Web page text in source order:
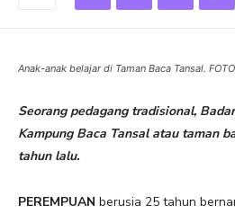
Anak-anak belajar di Taman Baca Tansal.
Seorang pedagang tradisional,
Kampung Baca Tansal atau taman
tahun lalu.
PEREMPUAN berusia 25 tahun